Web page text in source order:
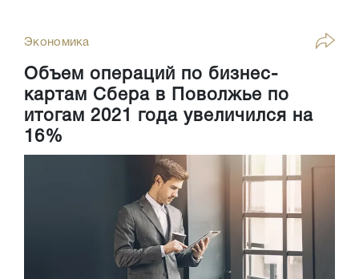
Экономика
Объем операций по бизнес-
картам Сбера в Поволжье по
итогам 2021 года увеличился на
16%